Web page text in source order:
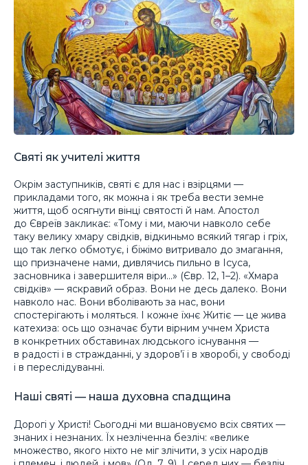
Святі як учителі життя
Окрім заступників, святі є для нас і взірцями —
прикладами того, як можна і як треба вести земне
життя, щоб осягнути вінці святості й нам. Апостол
до Євреїв закликає: «Тому і ми, маючи навколо себе
таку велику хмару свідків, відкиньмо всякий тягар і гріх,
що так легко обмотує, і біжімо витривало до змагання,
що призначене нами, дивлячись пильно в Ісуса,
засновника і завершителя віри…» (Євр. 12, 1–2). «Хмара
свідків» — яскравий образ. Вони не десь далеко. Вони
навколо нас. Вони вболівають за нас, вони
спостерігають і моляться. І кожне їхнє Житіє — це жива
катехиза: ось що означає бути вірним учнем Христа
в конкретних обставинах людського існування —
в радості і в стражданні, у здоров’ї і в хворобі, у свободі
і в переслідуванні.
Наші святі — наша духовна спадщина
Дорогі у Христі! Сьогодні ми вшановуємо всіх святих —
знаних і незнаних. Їх незліченна безліч: «велике
множество, якого ніхто не міг злічити, з усіх народів